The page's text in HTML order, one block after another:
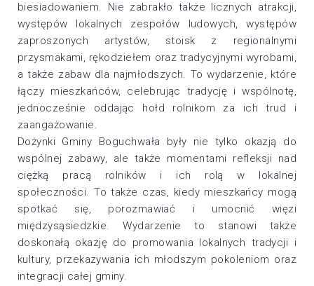
biesiadowaniem. Nie zabrakło także licznych atrakcji,
występów lokalnych zespołów ludowych, występów
zaproszonych artystów, stoisk z regionalnymi
przysmakami, rękodziełem oraz tradycyjnymi wyrobami,
a także zabaw dla najmłodszych. To wydarzenie, które
łączy mieszkańców, celebrując tradycję i wspólnotę,
jednocześnie oddając hołd rolnikom za ich trud i
zaangażowanie.
Dożynki Gminy Boguchwała były nie tylko okazją do
wspólnej zabawy, ale także momentami refleksji nad
ciężką pracą rolników i ich rolą w lokalnej
społeczności. To także czas, kiedy mieszkańcy mogą
spotkać się, porozmawiać i umocnić więzi
międzysąsiedzkie. Wydarzenie to stanowi także
doskonałą okazję do promowania lokalnych tradycji i
kultury, przekazywania ich młodszym pokoleniom oraz
integracji całej gminy.